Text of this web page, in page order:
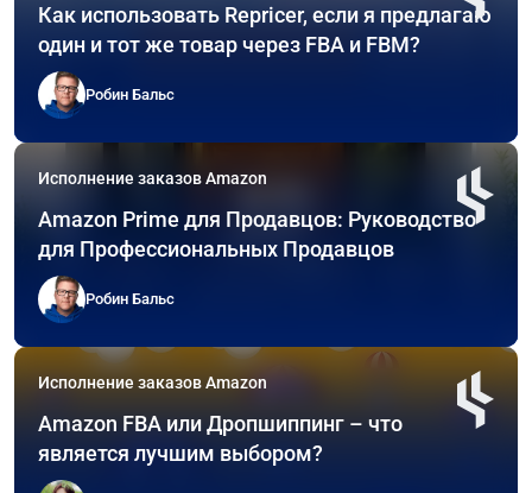
Как использовать Repricer, если я предлагаю
один и тот же товар через FBA и FBM?
Робин Бальс
Исполнение заказов Amazon
Amazon Prime для Продавцов: Руководство
для Профессиональных Продавцов
Робин Бальс
Исполнение заказов Amazon
Amazon FBA или Дропшиппинг – что
является лучшим выбором?